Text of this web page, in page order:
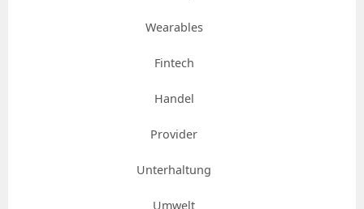
Wearables
Fintech
Handel
Provider
Unterhaltung
Umwelt